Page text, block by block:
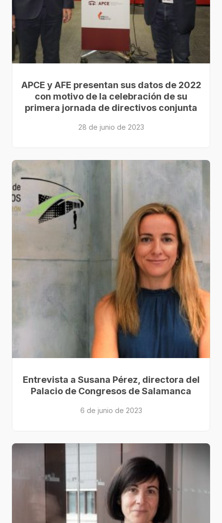
APCE y AFE presentan sus datos de 2022
con motivo de la celebración de su
primera jornada de directivos conjunta
28 de junio de 2023
Entrevista a Susana Pérez, directora del
Palacio de Congresos de Salamanca
6 de junio de 2023